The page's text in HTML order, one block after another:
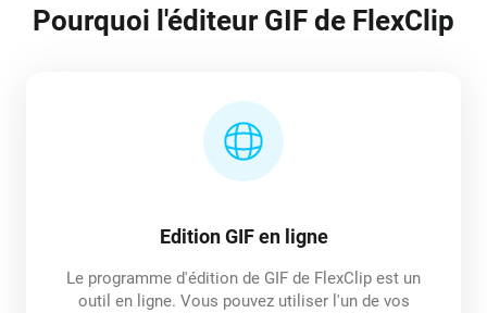
Pourquoi l'éditeur GIF de FlexClip
Edition GIF en ligne
Le programme d'édition de GIF de FlexClip est un
outil en ligne. Vous pouvez utiliser l'un de vos